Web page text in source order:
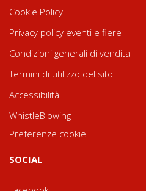
Cookie Policy
Privacy policy eventi e fiere
Condizioni generali di vendita
Termini di utilizzo del sito
Accessibilità
WhistleBlowing
Preferenze cookie
SOCIAL